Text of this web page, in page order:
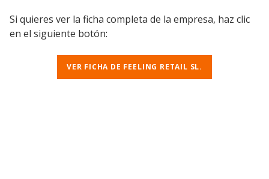
Si quieres ver la ficha completa de la empresa, haz clic
en el siguiente botón:
VER FICHA DE FEELING RETAIL SL.